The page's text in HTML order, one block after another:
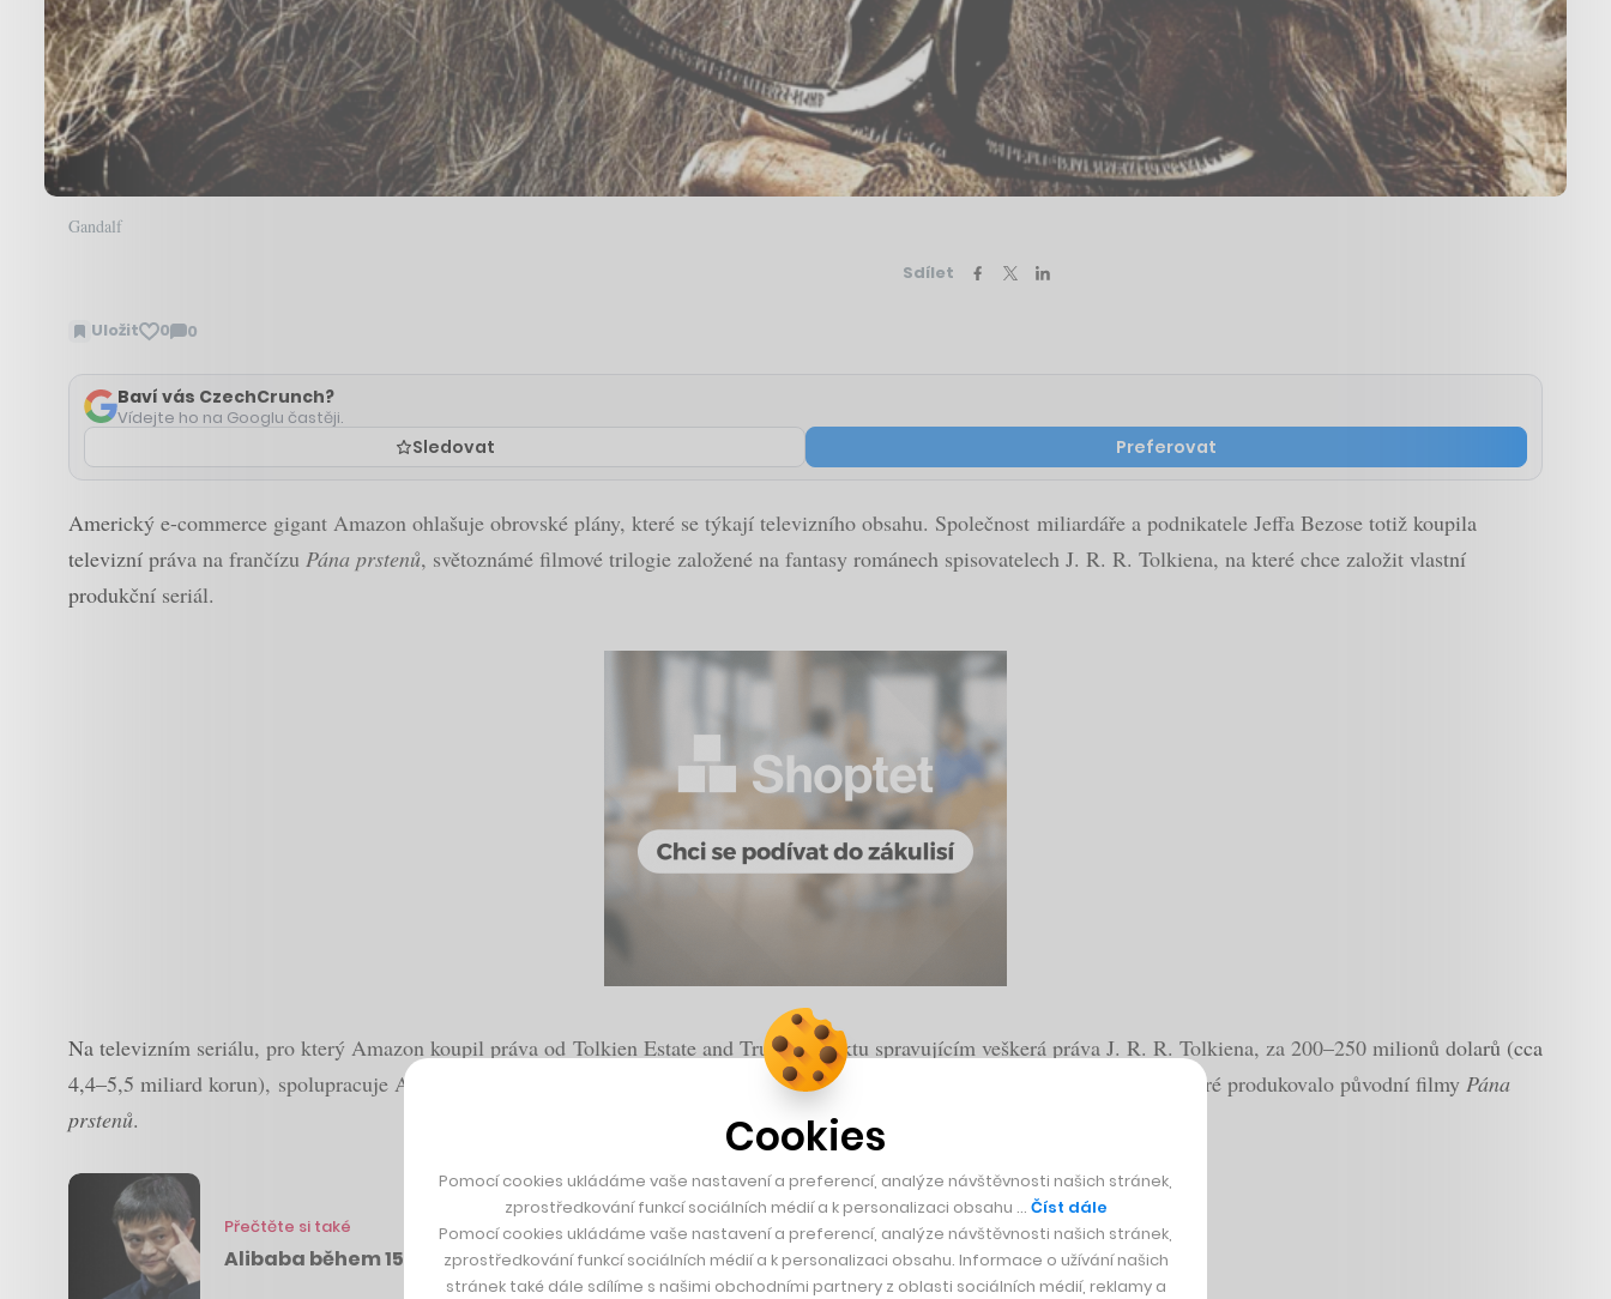
Gandalf
Sdílet
Uložit 0 0
Zobrazit
Baví vás CzechCrunch?
Vídejte ho na Googlu častěji.
Sledovat Preferovat
Americký e-commerce gigant Amazon ohlašuje obrovské plány, které se týkají televizního obsahu. Společnost miliardáře a podnikatele Jeffa Bezose totiž koupila
televizní práva na frančízu Pána prstenů, světoznámé filmové trilogie založené na fantasy románech spisovatelech J. R. R. Tolkiena, na které chce založit vlastní
produkční seriál.
Na televizním seriálu, pro který Amazon koupil práva od Tolkien Estate and Trust, subjektu spravujícím veškerá práva J. R. R. Tolkiena, za 200–250 milionů dolarů (cca
4,4–5,5 miliard korun), spolupracuje Amazon Studios s nakladatelstvím HarperCollins a filmovým studiem New Line Cinema, které produkovalo původní filmy Pána
prstenů.
Přečtěte si také
Alibaba během 15 minut prodeje pokořila loňský obrat všech českých eshopů dohromady
Cookies
Pomocí cookies ukládáme vaše nastavení a preferencí, analýze návštěvnosti našich stránek,
zprostředkování funkcí sociálních médií a k personalizaci obsahu … Číst dále
Pomocí cookies ukládáme vaše nastavení a preferencí, analýze návštěvnosti našich stránek,
zprostředkování funkcí sociálních médií a k personalizaci obsahu. Informace o užívání našich
stránek také dále sdílíme s našimi obchodními partnery z oblasti sociálních médií, reklamy a